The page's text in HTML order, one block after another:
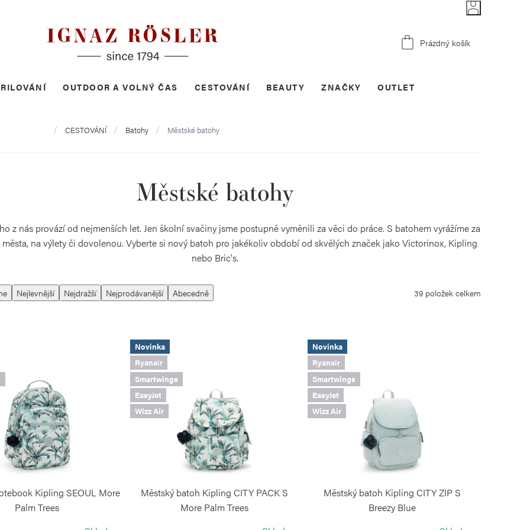
Nákupní
Prázdný košík
OUTDOOR A VOLNÝ ČAS CESTOVÁNÍ BEAUTY OUTLET
ZNAČKY
DomůCESTOVÁNÍ Batohy Městské batohy
Městské batohy
z nás provází od nejmenších let. Jen školní svačiny jsme postupně vyměnili za věci do práce. S batohem vyrážíme za
na výlety či dovolenou. Vyberte si nový batoh pro jakékoliv období od skvělých značek jako Victorinox, Kipling
nebo Bric's.
Nejlevnější Nejdražší Nejprodávanější Abecedně 39 položek celkem
Kipling SEOUL More
Palm Trees
Novinka
Ryanair
Smartwings
EasyJet
Wizz Air
Městský batoh Kipling CITY PACK S
More Palm Trees
Novinka
Ryanair
Smartwings
EasyJet
Wizz Air
Městský batoh Kipling CITY ZIP S
Breezy Blue